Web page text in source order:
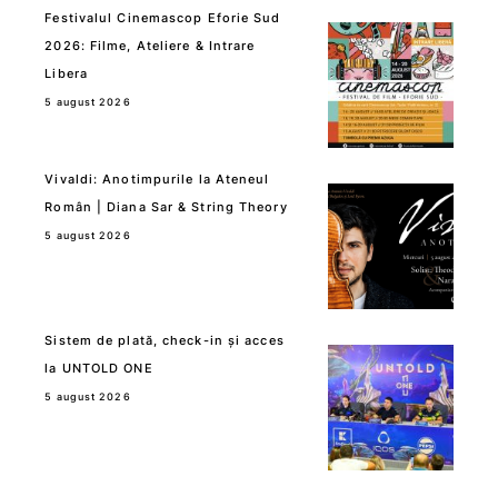
Festivalul Cinemascop Eforie Sud
2026: Filme, Ateliere & Intrare
Libera
5 august 2026
Vivaldi: Anotimpurile la Ateneul
Român | Diana Sar & String Theory
5 august 2026
Sistem de plată, check-in și acces
la UNTOLD ONE
5 august 2026